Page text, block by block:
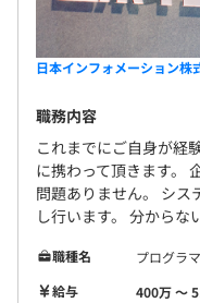
日本インフォメーション株
職務内容
これまでにご自身が経
に携わって頂きます。
問題ありません。 シス
し行います。 分からな
職種名
プログラ
給与
400万 〜